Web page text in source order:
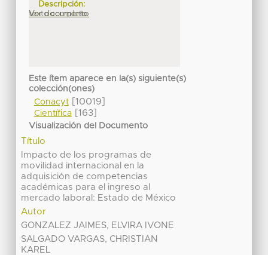
Descripción:
texto completo
Ver documento
Este ítem aparece en la(s) siguiente(s)
colección(ones)
Conacyt[10019]
Científica[163]
Visualización del Documento
Título
Impacto de los programas de
movilidad internacional en la
adquisición de competencias
académicas para el ingreso al
mercado laboral: Estado de México
Autor
GONZALEZ JAIMES, ELVIRA IVONE
SALGADO VARGAS, CHRISTIAN
KAREL